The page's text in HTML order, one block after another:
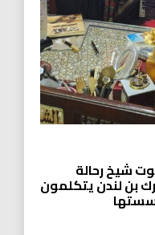
شيخ رحالة
بن لندن يتكلمون